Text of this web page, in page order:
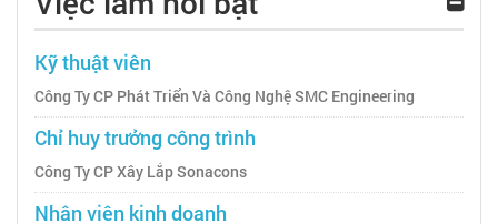
Kỹ thuật viên
Công Ty CP Phát Triển Và Công Nghệ SMC Engineering
Chỉ huy trưởng công trình
Công Ty CP Xây Lắp Sonacons
Nhân viên kinh doanh